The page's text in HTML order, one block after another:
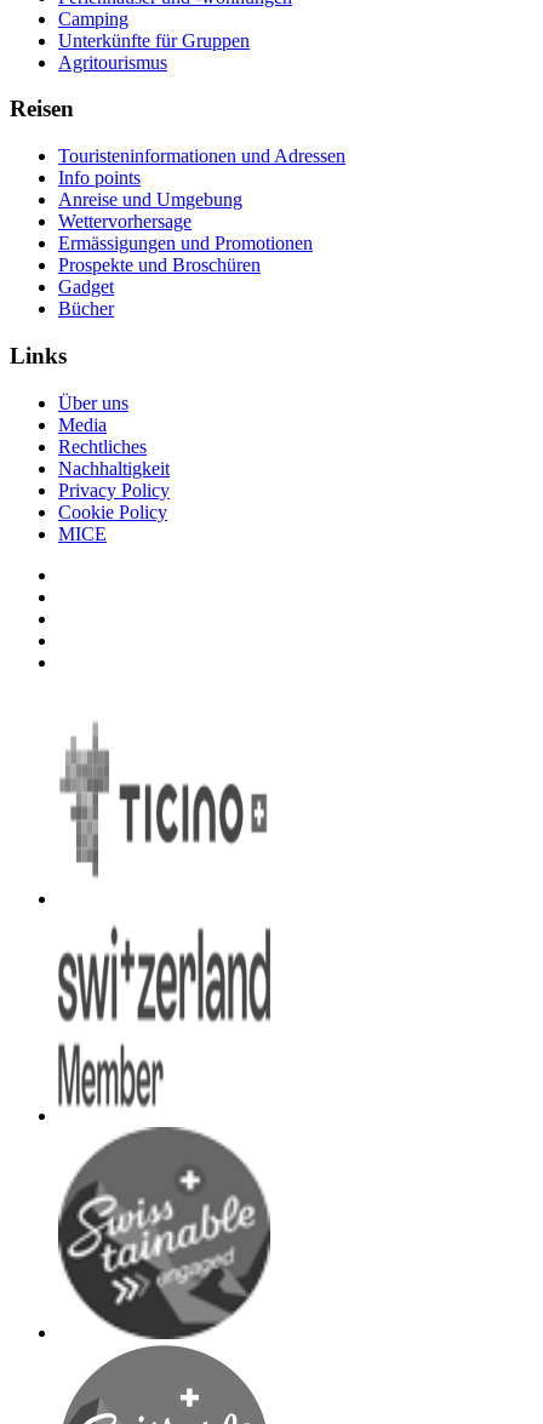
Camping
Unterkünfte für Gruppen
Agritourismus
Reisen
Touristeninformationen und Adressen
Info points
Anreise und Umgebung
Wettervorhersage
Ermässigungen und Promotionen
Prospekte und Broschüren
Gadget
Bücher
Links
Über uns
Media
Rechtliches
Nachhaltigkeit
Privacy Policy
Cookie Policy
MICE